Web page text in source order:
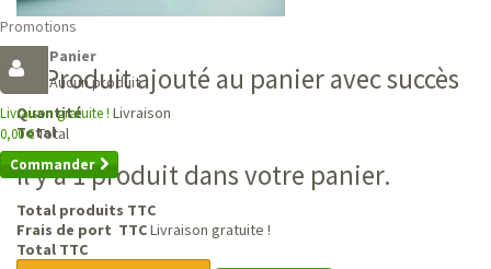
Promotions
Panier
Aucun produit
Livraison gratuite ! Livraison
0,00 €Total
Commander
Produit ajouté au panier avec succès
Quantité
Total
Il y a 1 produit dans votre panier.
Total produits TTC
Frais de port TTCLivraison gratuite !
Total TTC